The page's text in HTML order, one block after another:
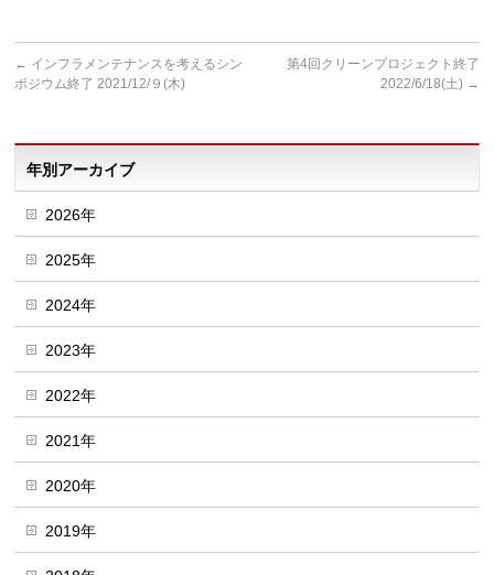
← インフラメンテナンスを考えるシン
ポジウム終了 2021/12/９(木)
第4回クリーンプロジェクト終了
2022/6/18(土) →
年別アーカイブ
2026年
2025年
2024年
2023年
2022年
2021年
2020年
2019年